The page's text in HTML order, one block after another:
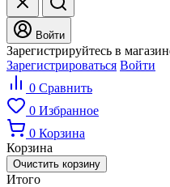
Войти
Зарегистрируйтесь в
Зарегистрироваться Войти
0 Сравнить
0 Избранное
0 Корзина
Корзина
Очистить корзину
Итого